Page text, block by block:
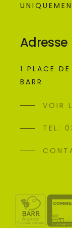
Adresse
1 PLACE
BARR
VOIR
TEL: